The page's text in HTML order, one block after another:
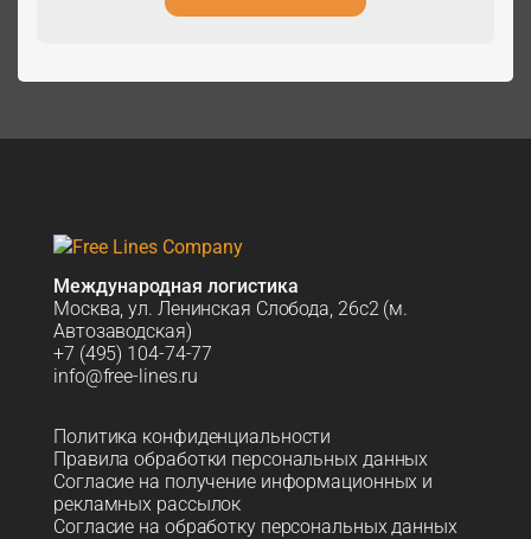
Международная логистика
Москва, ул. Ленинская Слобода, 26с2 (м.
Автозаводская)
+7 (495) 104-74-77
info@free-lines.ru
Политика конфиденциальности
Правила обработки персональных данных
Согласие на получение информационных и
рекламных рассылок
Согласие на обработку персональных данных